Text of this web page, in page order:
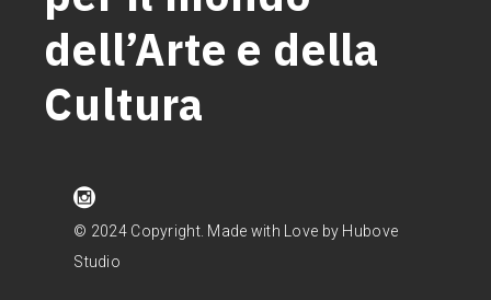
dell’Arte e della
Cultura
© 2024 Copyright. Made with Love by Hubove
Studio